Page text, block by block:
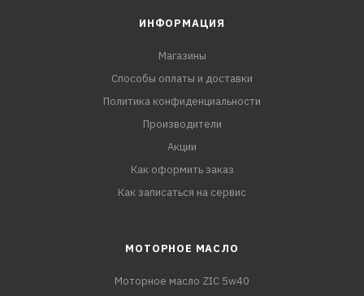
ИНФОРМАЦИЯ
Магазины
Способы оплаты и доставки
Политика конфиденциальности
Производители
Акции
Как оформить заказ
Как записаться на сервис
МОТОРНОЕ МАСЛО
Моторное масло ZIC 5w40